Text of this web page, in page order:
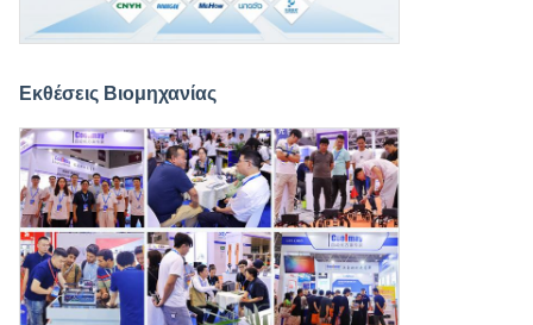
Εκθέσεις Βιομηχανίας